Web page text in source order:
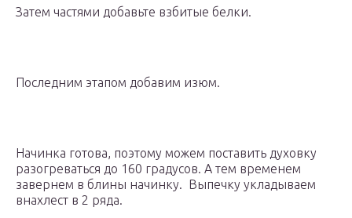
Затем частями добавьте взбитые белки.
Последним этапом добавим изюм.
Начинка готова, поэтому можем поставить духовку
разогреваться до 160 градусов. А тем временем
завернем в блины начинку. Выпечку укладываем
внахлест в 2 ряда.